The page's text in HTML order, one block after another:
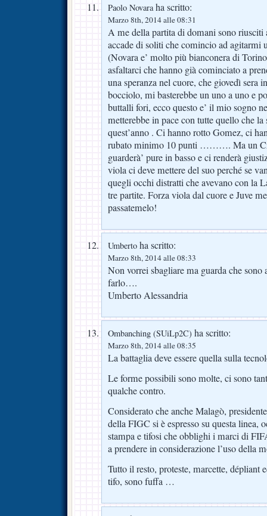
Paolo Novaraha scritto:
Marzo 8th, 2014 alle 08:31
A me della partita di domani sono riusciti
accade di soliti che comincio ad agitarmi
(Novara e’ molto più bianconera di
asfaltarci che hanno già cominciato a
una speranza nel cuore, che giovedì sera
bocciolo, mi basterebbe un uno a uno e
buttalli fori, ecco questo e’ il mio sogno
metterebbe in pace con tutte quello che la
quest’anno . Ci hanno rotto Gomez, ci
rubato minimo 10 punti ………. Ma un
guarderà’ pure in basso e ci renderà
viola ci deve mettere del suo perché se
quegli occhi distratti che avevano con la
tre partite. Forza viola dal cuore e Juve
passatemelo!
Umberto ha scritto:
Marzo 8th, 2014 alle 08:33
Non vorrei sbagliare ma guarda che sono
farlo….
Umberto Alessandria
Ombanching (SUiLp2C) ha scritto:
Marzo 8th, 2014 alle 08:35
La battaglia deve essere quella sulla
Le forme possibili sono molte, ci sono
qualche contro.
Considerato che anche Malagò,
della FIGC si è espresso su questa linea,
stampa e tifosi che obblighi i marci di
a prendere in considerazione l’uso della
Tutto il resto, proteste, marcette, dépliant
tifo, sono fuffa …